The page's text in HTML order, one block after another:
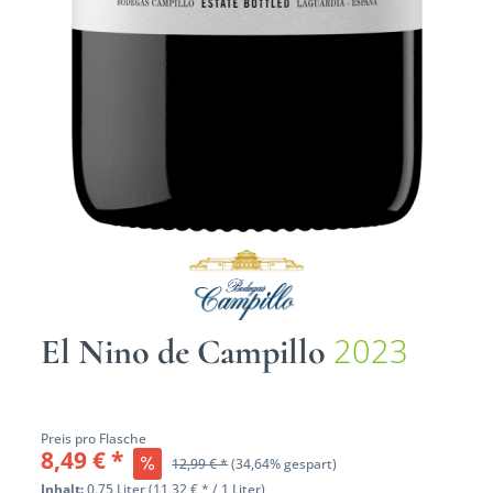
El Nino de Campillo 2023
Preis pro Flasche
8,49 € * 12,99 € *(34,64% gespart)
Inhalt:0.75 Liter (11,32 € * / 1 Liter)